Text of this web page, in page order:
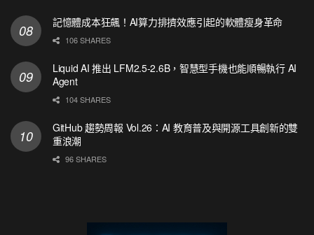
記憶體成本狂飆！AI算力排擠效應引起的軟體瘦身革命
106 SHARES
Liquid AI 推出 LFM2.5-2.6B，智慧型手機也能順暢執行 AI
Agent
104 SHARES
GitHub 趨勢周報 Vol.26：AI 教育普及與開源工具創新的雙
重浪潮
96 SHARES